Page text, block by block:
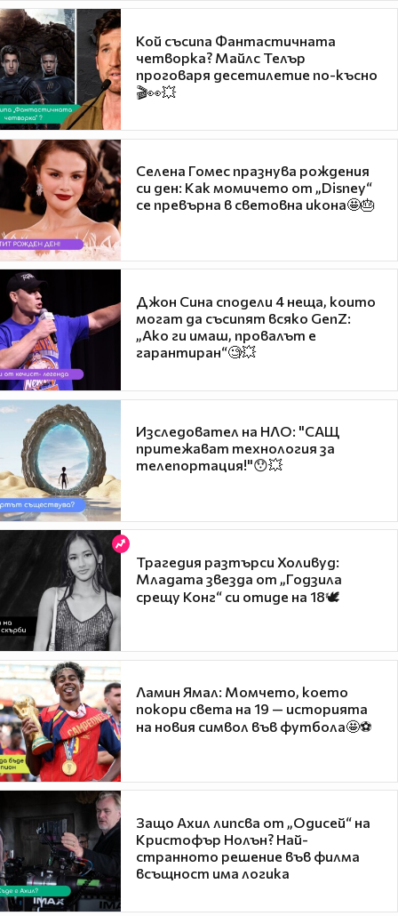
Кой съсипа Фантастичната
четворка? Майлс Телър
проговаря десетилетие по-късно
🎬👀💥
Селена Гомес празнува рождения
си ден: Как момичето от „Disney“
се превърна в световна икона🤩🎂
Джон Сина сподели 4 неща, които
могат да съсипят всяко GenZ:
„Ако ги имаш, провалът е
гарантиран“🧐💥
Изследовател на НЛО: "САЩ
притежават технология за
телепортация!"😯💥
Трагедия разтърси Холивуд:
Младата звезда от „Годзила
срещу Конг“ си отиде на 18🕊️
Ламин Ямал: Момчето, което
покори света на 19 — историята
на новия символ във футбола🤩⚽
Защо Ахил липсва от „Одисей“ на
Кристофър Нолън? Най-
странното решение във филма
всъщност има логика